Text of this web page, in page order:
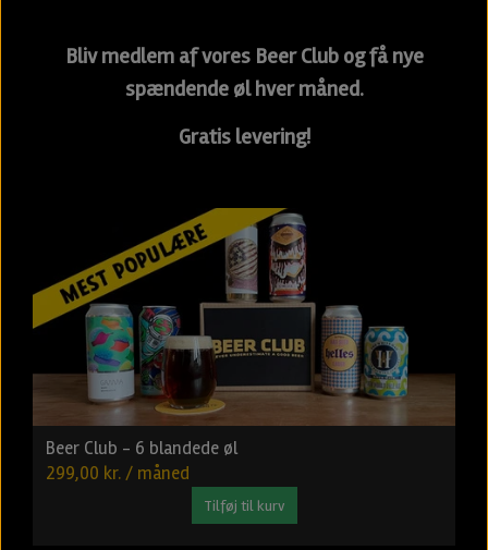
Bliv medlem af vores Beer Club og få nye
spændende øl hver måned.
Gratis levering!
Beer Club - 6 blandede øl
299,00 kr. / måned
Tilføj til kurv